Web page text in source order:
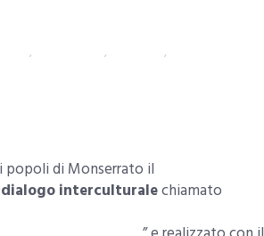
, , ,
popoli di Monserrato il
interculturalechiamato